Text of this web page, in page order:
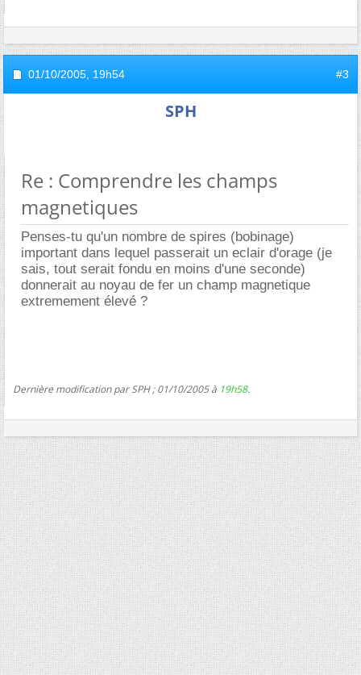
01/10/2005, 19h54 #3
SPH
Re : Comprendre les champs
magnetiques
Penses-tu qu'un nombre de spires (bobinage)
important dans lequel passerait un eclair d'orage (je
sais, tout serait fondu en moins d'une seconde)
donnerait au noyau de fer un champ magnetique
extremement élevé ?
Dernière modification par SPH ; 01/10/2005 à 19h58.